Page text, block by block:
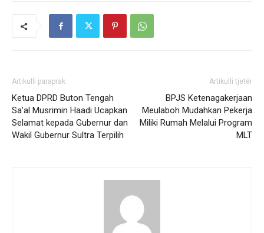
Artikulli paraprak
Ketua DPRD Buton Tengah
Sa’al Musrimin Haadi Ucapkan
Selamat kepada Gubernur dan
Wakil Gubernur Sultra Terpilih
Artikulli tjetër
BPJS Ketenagakerjaan
Meulaboh Mudahkan Pekerja
Miliki Rumah Melalui Program
MLT